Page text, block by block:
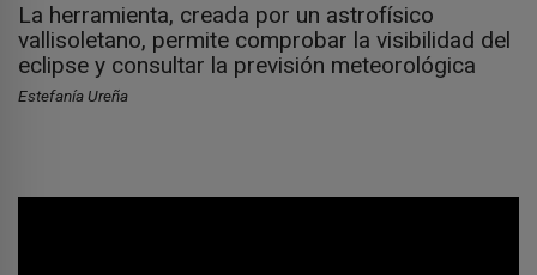
La herramienta, creada por un astrofísico
vallisoletano, permite comprobar la visibilidad del
eclipse y consultar la previsión meteorológica
Estefanía Ureña